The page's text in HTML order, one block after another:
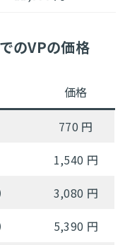
のVPの価格
価格
770 円
1,540 円
3,080 円
5,390 円